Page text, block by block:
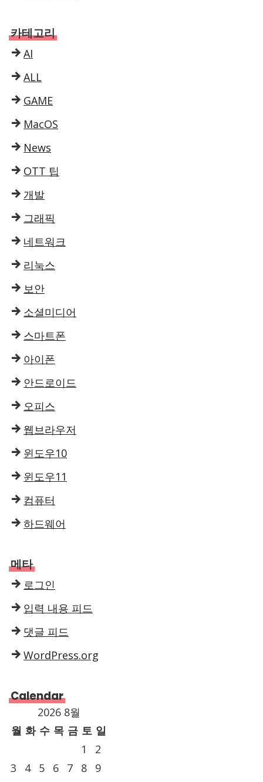
카테고리
AI
ALL
GAME
MacOS
News
OTT 팁
개발
그래픽
네트워크
리눅스
보안
소셜미디어
스마트폰
아이폰
안드로이드
오피스
웹브라우저
윈도우10
윈도우11
컴퓨터
하드웨어
메타
로그인
입력 내용 피드
댓글 피드
WordPress.org
Calendar
2026 8월
월 화 수 목 금 토 일
1
2
3
4 5 6 7 8
9